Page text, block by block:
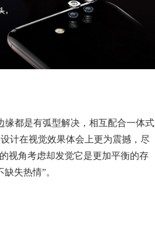
缘都是有弧型解决，相互配合一体式
计在视觉效果体会上更为震撼，尽
视角考虑却发觉它是更加平衡的存
缺失热情”。